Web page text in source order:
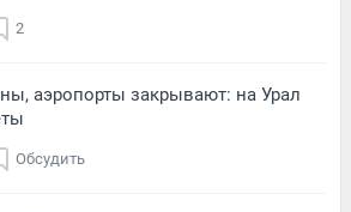
2
аэропорты закрывают: на Урал
Обсудить